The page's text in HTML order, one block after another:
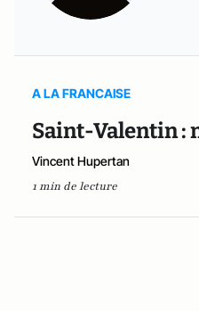
A LA FRANCAISE
Saint-Valentin :
Vincent Hupertan
1 min de lecture